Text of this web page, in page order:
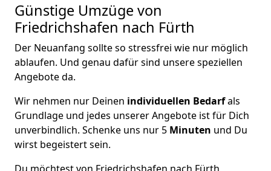
Günstige Umzüge von
Friedrichshafen nach Fürth
Der Neuanfang sollte so stressfrei wie nur möglich
ablaufen. Und genau dafür sind unsere speziellen
Angebote da.
Wir nehmen nur Deinen individuellen Bedarfals
Grundlage und jedes unserer Angebote ist für Dich
unverbindlich. Schenke uns nur 5 Minuten und Du
wirst begeistert sein.